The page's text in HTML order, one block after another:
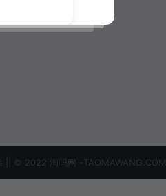
|| © 2022 淘吗网 -TAOMAWANG.COM